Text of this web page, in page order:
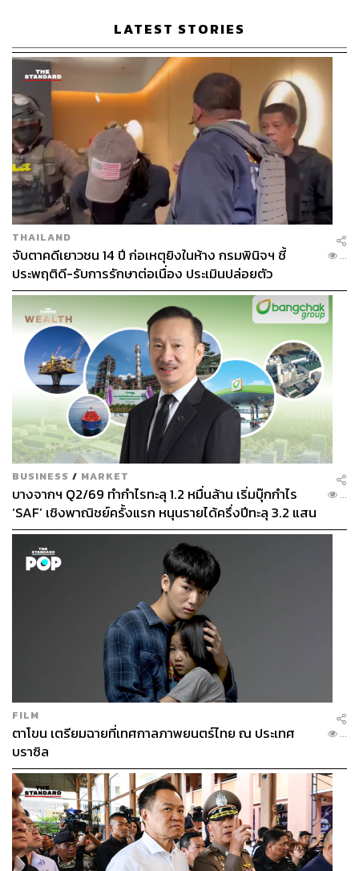
LATEST STORIES
THAILAND
จับตาคดีเยาวชน 14 ปี ก่อเหตุยิงในห้าง กรมพินิจฯ ชี้
ประพฤติดี-รับการรักษาต่อเนื่อง ประเมินปล่อยตัว
...
BUSINESS / MARKET
บางจากฯ Q2/69 ทำกำไรทะลุ 1.2 หมื่นล้าน เริ่มบุ๊กกำไร
‘SAF’ เชิงพาณิชย์ครั้งแรก หนุนรายได้ครึ่งปีทะลุ 3.2 แสน
ล้าน
...
FILM
ตาโขน เตรียมฉายที่เทศกาลภาพยนตร์ไทย ณ ประเทศ
บราซิล
...